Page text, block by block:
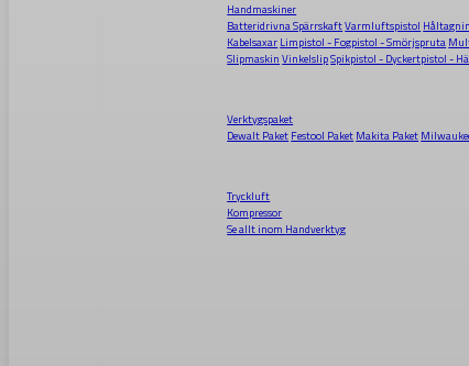
Handmaskiner
Batteridrivna SpärrskaftVarmluftspistol
Kabelsaxar Limpistol - Fogpistol - Smörjspruta
Slipmaskin VinkelslipSpikpistol - Dyckertpistol -
Verktygspaket
Dewalt Paket Festool Paket Makita Paket
Tryckluft
Kompressor
Se allt inom Handverktyg